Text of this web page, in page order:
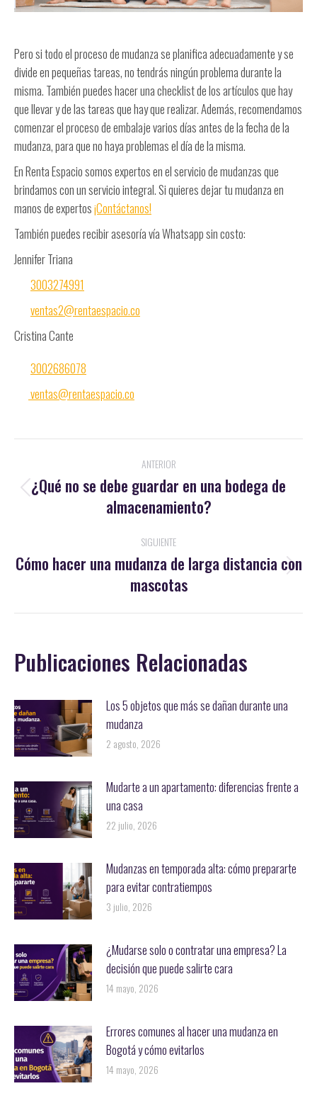
Pero si todo el proceso de mudanza se planifica adecuadamente y se
divide en pequeñas tareas, no tendrás ningún problema durante la
misma. También puedes hacer una checklist de los artículos que hay
que llevar y de las tareas que hay que realizar. Además, recomendamos
comenzar el proceso de embalaje varios días antes de la fecha de la
mudanza, para que no haya problemas el día de la misma.
En Renta Espacio somos expertos en el servicio de mudanzas que
brindamos con un servicio integral. Si quieres dejar tu mudanza en
manos de expertos¡Contáctanos!
También puedes recibir asesoría vía Whatsapp sin costo:
Jennifer Triana
3003274991
ventas2@rentaespacio.co
Cristina Cante
3002686078
ventas@rentaespacio.co
entre
publicaciones
ANTERIOR
Publicación
anterior:
¿Qué no se debe guardar en una bodega de
almacenamiento?
SIGUIENTE
Publicación
siguiente:
Cómo hacer una mudanza de larga distancia con
mascotas
Publicaciones Relacionadas
Los 5 objetos que más se dañan durante una
mudanza
2 agosto, 2026
Mudarte a un apartamento: diferencias frente a
una casa
22 julio, 2026
Mudanzas en temporada alta: cómo prepararte
para evitar contratiempos
3 julio, 2026
¿Mudarse solo o contratar una empresa? La
decisión que puede salirte cara
14 mayo, 2026
Errores comunes al hacer una mudanza en
Bogotá y cómo evitarlos
14 mayo, 2026